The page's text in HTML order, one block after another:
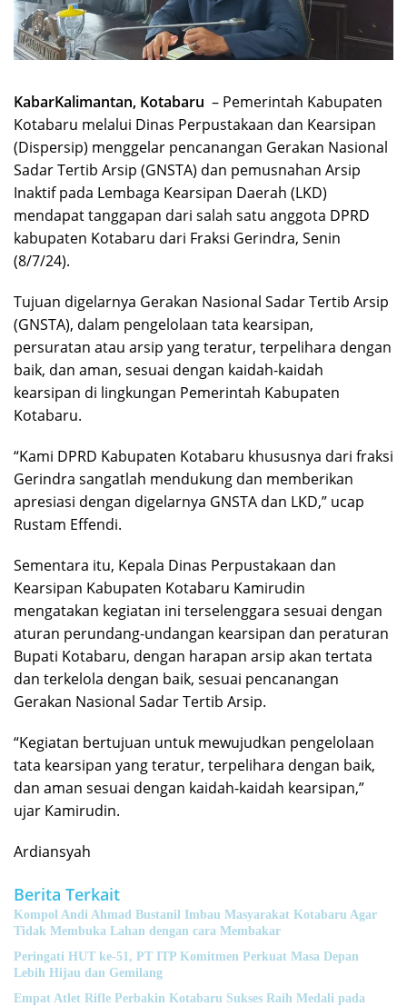
KabarKalimantan, Kotabaru – Pemerintah Kabupaten
Kotabaru melalui Dinas Perpustakaan dan Kearsipan
(Dispersip) menggelar pencanangan Gerakan Nasional
Sadar Tertib Arsip (GNSTA) dan pemusnahan Arsip
Inaktif pada Lembaga Kearsipan Daerah (LKD)
mendapat tanggapan dari salah satu anggota DPRD
kabupaten Kotabaru dari Fraksi Gerindra, Senin
(8/7/24).
Tujuan digelarnya Gerakan Nasional Sadar Tertib Arsip
(GNSTA), dalam pengelolaan tata kearsipan,
persuratan atau arsip yang teratur, terpelihara dengan
baik, dan aman, sesuai dengan kaidah-kaidah
kearsipan di lingkungan Pemerintah Kabupaten
Kotabaru.
“Kami DPRD Kabupaten Kotabaru khususnya dari fraksi
Gerindra sangatlah mendukung dan memberikan
apresiasi dengan digelarnya GNSTA dan LKD,” ucap
Rustam Effendi.
Sementara itu, Kepala Dinas Perpustakaan dan
Kearsipan Kabupaten Kotabaru Kamirudin
mengatakan kegiatan ini terselenggara sesuai dengan
aturan perundang-undangan kearsipan dan peraturan
Bupati Kotabaru, dengan harapan arsip akan tertata
dan terkelola dengan baik, sesuai pencanangan
Gerakan Nasional Sadar Tertib Arsip.
“Kegiatan bertujuan untuk mewujudkan pengelolaan
tata kearsipan yang teratur, terpelihara dengan baik,
dan aman sesuai dengan kaidah-kaidah kearsipan,”
ujar Kamirudin.
Ardiansyah
Berita Terkait
Kompol Andi Ahmad Bustanil Imbau Masyarakat Kotabaru Agar
Tidak Membuka Lahan dengan cara Membakar
Peringati HUT ke-51, PT ITP Komitmen Perkuat Masa Depan
Lebih Hijau dan Gemilang
Empat Atlet Rifle Perbakin Kotabaru Sukses Raih Medali pada